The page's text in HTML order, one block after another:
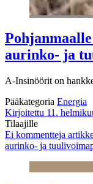
aurinko- ja
A-Insinöörit on
Pääkategoria Energia
Kirjoitettu 11.
Tilaajille
Ei kommentteja
aurinko- ja